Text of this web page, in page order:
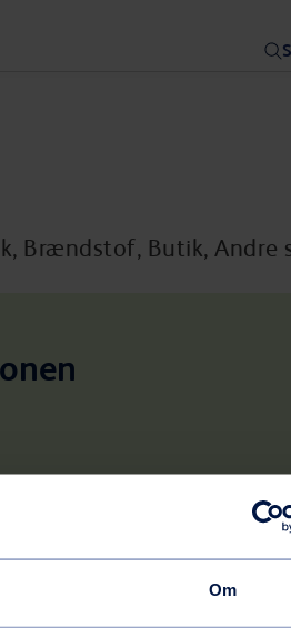
Om
Brændstof, Butik, Andre